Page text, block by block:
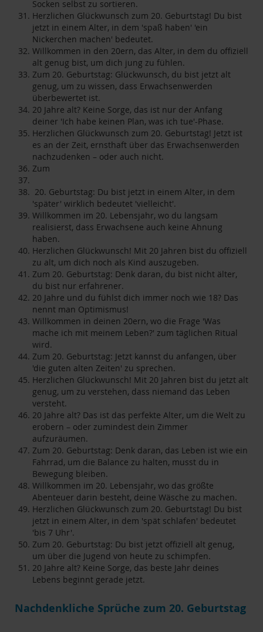
Socken selbst zu sortieren.
Herzlichen Glückwunsch zum 20. Geburtstag! Du bist
jetzt in einem Alter, in dem 'spaß haben' 'ein
Nickerchen machen' bedeutet.
Willkommen in den 20ern, das Alter, in dem du offiziell
alt genug bist, um dich jung zu fühlen.
Zum 20. Geburtstag: Glückwunsch, du bist jetzt alt
genug, um zu wissen, dass Erwachsenwerden
überbewertet ist.
20 Jahre alt? Keine Sorge, das ist nur der Anfang
deiner 'Ich habe keinen Plan, was ich tue'-Phase.
Herzlichen Glückwunsch zum 20. Geburtstag! Jetzt ist
es an der Zeit, ernsthaft über das Erwachsenwerden
nachzudenken – oder auch nicht.
Zum
20. Geburtstag: Du bist jetzt in einem Alter, in dem
'später' wirklich bedeutet 'vielleicht'.
Willkommen im 20. Lebensjahr, wo du langsam
realisierst, dass Erwachsene auch keine Ahnung
haben.
Herzlichen Glückwunsch! Mit 20 Jahren bist du offiziell
zu alt, um dich noch als Kind auszugeben.
Zum 20. Geburtstag: Denk daran, du bist nicht älter,
du bist nur erfahrener.
20 Jahre und du fühlst dich immer noch wie 18? Das
nennt man Optimismus!
Willkommen in deinen 20ern, wo die Frage 'Was
mache ich mit meinem Leben?' zum täglichen Ritual
wird.
Zum 20. Geburtstag: Jetzt kannst du anfangen, über
'die guten alten Zeiten' zu sprechen.
Herzlichen Glückwunsch! Mit 20 Jahren bist du jetzt alt
genug, um zu verstehen, dass niemand das Leben
versteht.
20 Jahre alt? Das ist das perfekte Alter, um die Welt zu
erobern – oder zumindest dein Zimmer
aufzuräumen.
Zum 20. Geburtstag: Denk daran, das Leben ist wie ein
Fahrrad, um die Balance zu halten, musst du in
Bewegung bleiben.
Willkommen im 20. Lebensjahr, wo das größte
Abenteuer darin besteht, deine Wäsche zu machen.
Herzlichen Glückwunsch zum 20. Geburtstag! Du bist
jetzt in einem Alter, in dem 'spät schlafen' bedeutet
'bis 7 Uhr'.
Zum 20. Geburtstag: Du bist jetzt offiziell alt genug,
um über die Jugend von heute zu schimpfen.
20 Jahre alt? Keine Sorge, das beste Jahr deines
Lebens beginnt gerade jetzt.
Nachdenkliche Sprüche zum 20. Geburtstag